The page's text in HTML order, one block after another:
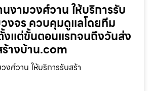
งามวงศ์วาน ให้บริการรับ
งจร ควบคุมดูแลโดยทีม
แต่ขั้นตอนแรกจนถึงวันส่ง
างบ้าน.com
ศ์วาน ให้บริการรับสร้า